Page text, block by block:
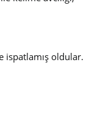
ispatlamış oldular.